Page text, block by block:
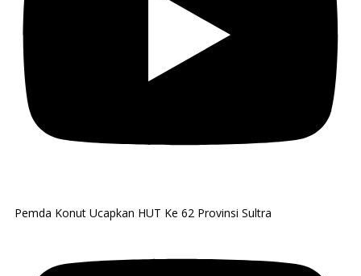
Pemda Konut Ucapkan HUT Ke 62 Provinsi Sultra